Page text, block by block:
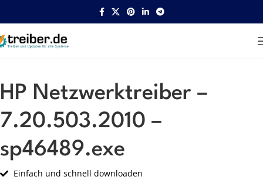
Startseite HP Netzwerk
HP Netzwerktreiber –
7.20.503.2010 –
sp46489.exe
Einfach und schnell downloaden